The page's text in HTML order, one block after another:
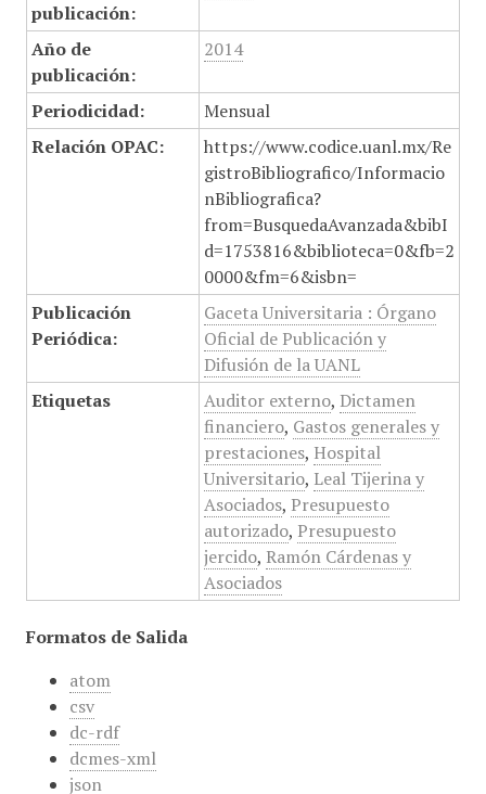
publicación:
Año de
publicación:
2014
Periodicidad:
Mensual
Relación OPAC:
https://www.codice.uanl.mx/Re
gistroBibliografico/Informacio
nBibliografica?
from=BusquedaAvanzada&bibI
d=1753816&biblioteca=0&fb=2
0000&fm=6&isbn=
Publicación
Periódica:
Gaceta Universitaria : Órgano
Oficial de Publicación y
Difusión de la UANL
Etiquetas
Auditor externo, Dictamen
financiero, Gastos generales y
prestaciones, Hospital
Universitario, Leal Tijerina y
Asociados, Presupuesto
autorizado, Presupuesto
jercido, Ramón Cárdenas y
Asociados
Formatos de Salida
atom
csv
dc-rdf
dcmes-xml
json